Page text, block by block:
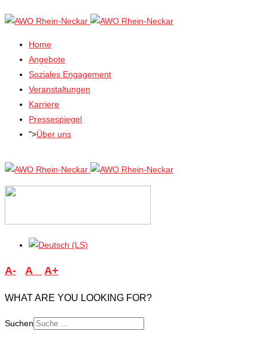
Home
Angebote
Soziales Engagement
Veranstaltungen
Karriere
Pressespiegel
">Über uns
A- A A+
WHAT ARE YOU LOOKING FOR?
Suchen